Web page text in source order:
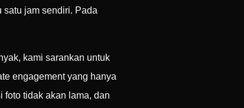
satu jam sendiri. Pada
kami sarankan untuk
engagement yang hanya
tidak akan lama, dan